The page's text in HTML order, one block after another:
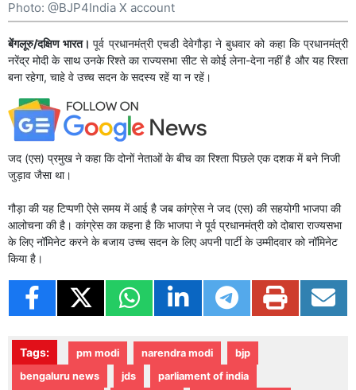
Photo: @BJP4India X account
बेंगलूरु/दक्षिण भारत।पूर्व प्रधानमंत्री एचडी देवेगौड़ा ने बुधवार को कहा कि प्रधानमंत्री
नरेंद्र मोदी के साथ उनके रिश्ते का राज्यसभा सीट से कोई लेना-देना नहीं है और यह रिश्ता
बना रहेगा, चाहे वे उच्च सदन के सदस्य रहें या न रहें।
जद (एस) प्रमुख ने कहा कि दोनों नेताओं के बीच का रिश्ता पिछले एक दशक में बने निजी
जुड़ाव जैसा था।
गौड़ा की यह टिप्पणी ऐसे समय में आई है जब कांग्रेस ने जद (एस) की सहयोगी भाजपा की
आलोचना की है। कांग्रेस का कहना है कि भाजपा ने पूर्व प्रधानमंत्री को दोबारा राज्यसभा
के लिए नॉमिनेट करने के बजाय उच्च सदन के लिए अपनी पार्टी के उम्मीदवार को नॉमिनेट
किया है।
Tags: pm modi narendra modi
bjp
bengaluru news
jds
parliament of india